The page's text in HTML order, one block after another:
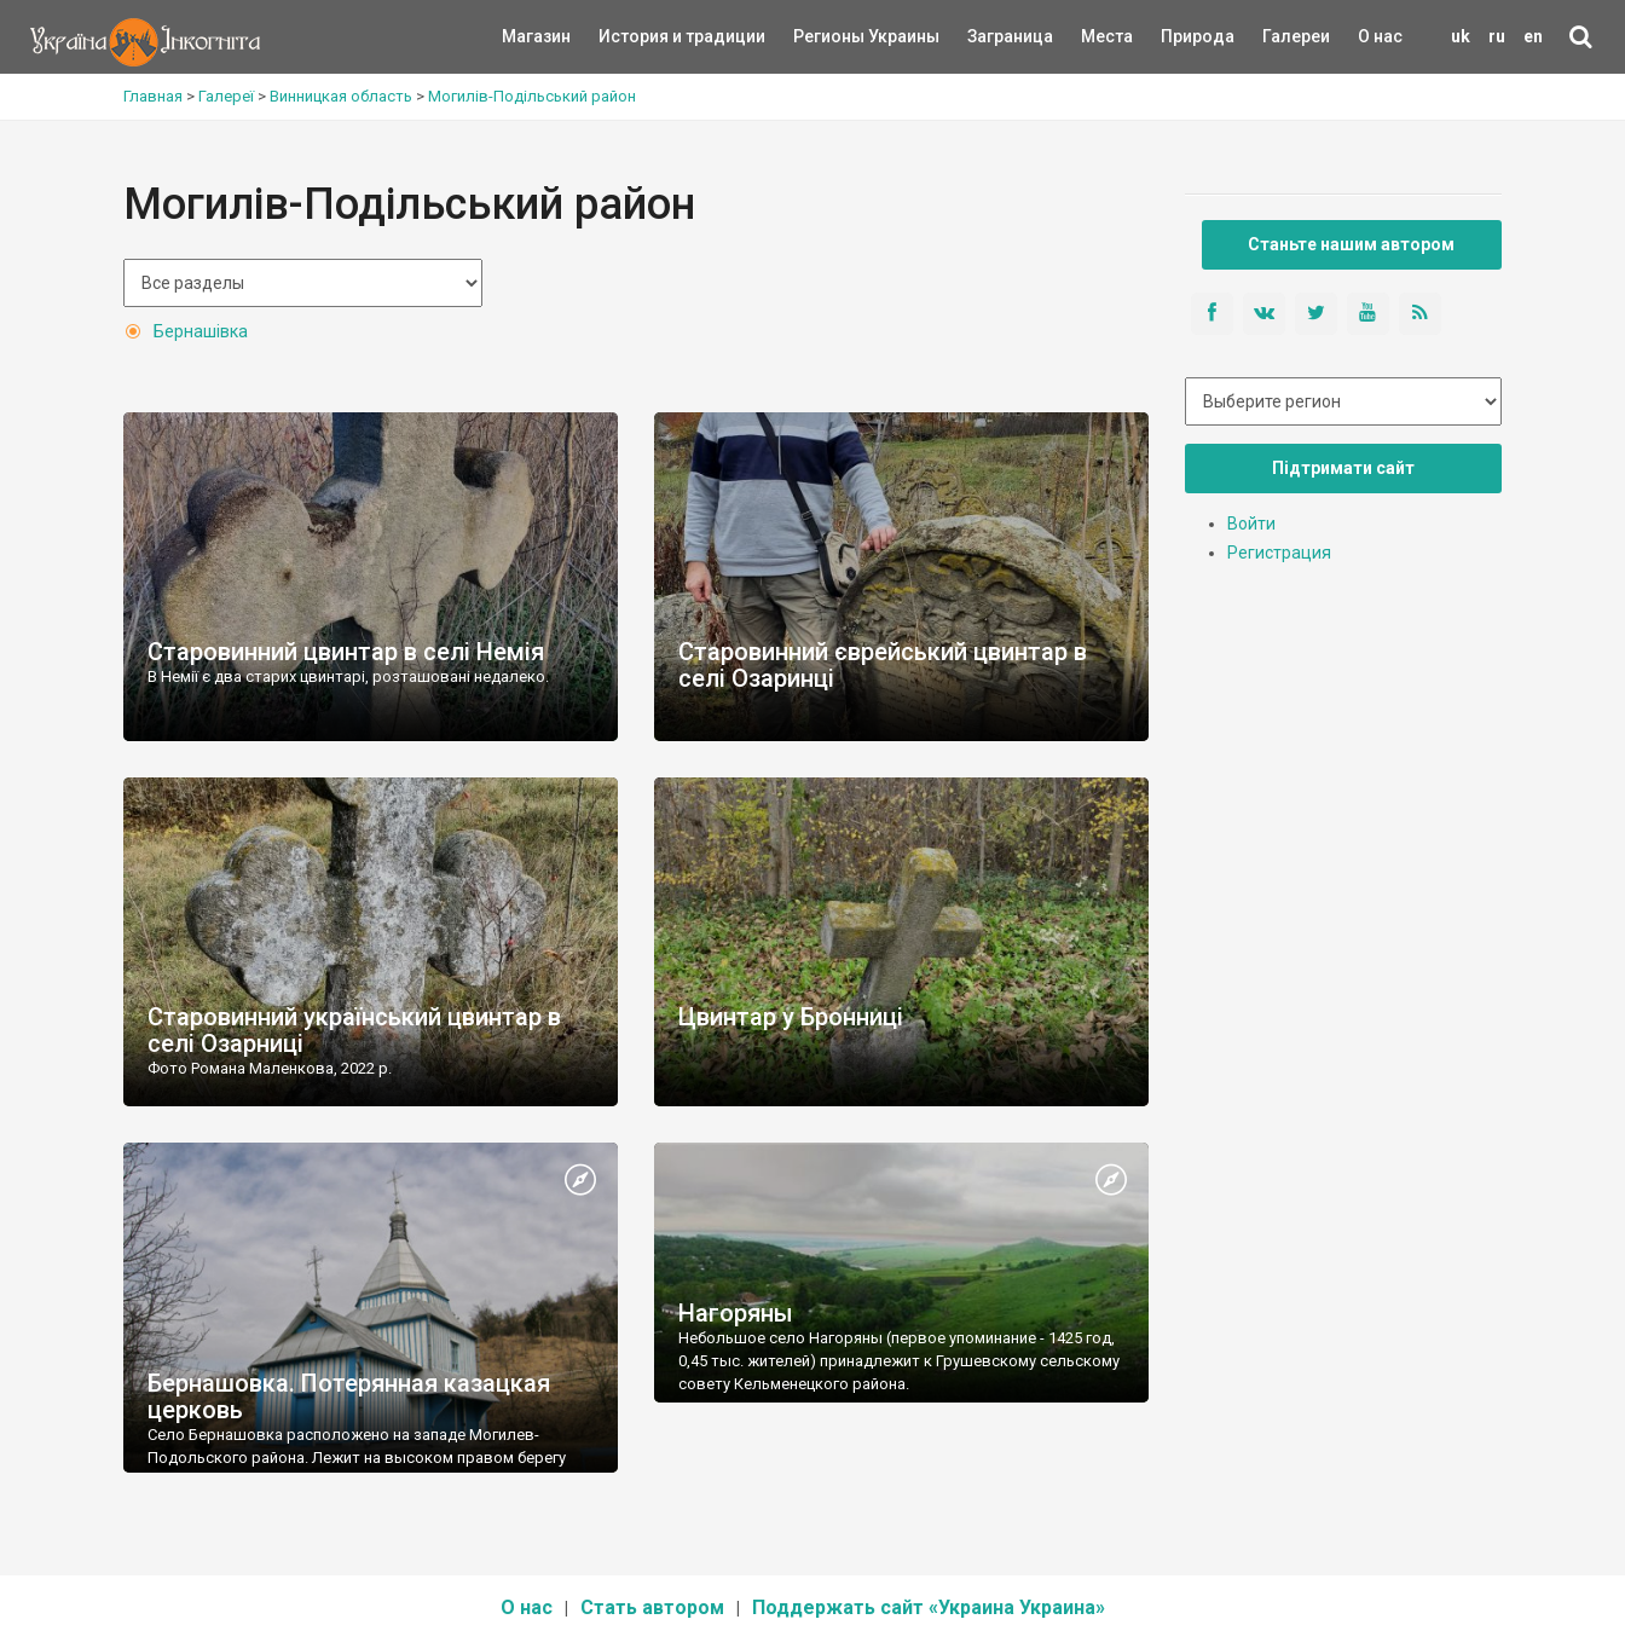
uk ru en
Магазин История и традиции Регионы Украины Заграница Места Природа Галереи О нас
Главная > Галереї> Винницкая область > Могилів-Подільський район
Могилів-Подільський район
Бернашівка
Старовинний цвинтар в селі Немія
В Немії є два старих цвинтарі, розташовані недалеко.
Старовинний єврейський цвинтар в
селі Озаринці
Старовинний український цвинтар в
селі Озарниці
Фото Романа Маленкова, 2022 р.
Цвинтар у Бронниці
Бернашовка. Потерянная казацкая
церковь
Село Бернашовка расположено на западе Могилев-
Подольского района. Лежит на высоком правом берегу
Нагоряны
Небольшое село Нагоряны (первое упоминание - 1425 год,
0,45 тыс. жителей) принадлежит к Грушевскому сельскому
совету Кельменецкого района.
Станьте нашим автором
Підтримати сайт
Войти
Регистрация
О нас Стать автором Поддержать сайт «Украина Украина»